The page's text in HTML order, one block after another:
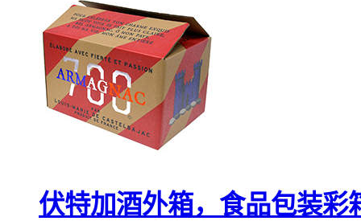
伏特加酒外箱，食品包装彩